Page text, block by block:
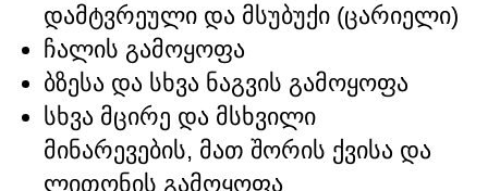
დამტვრეული და მსუბუქი (ცარიელი)
ჩალის გამოყოფა
ბზესა და სხვა ნაგვის გამოყოფა
სხვა მცირე და მსხვილი
მინარევების, მათ შორის ქვისა და
ლითონის გამოყოფა